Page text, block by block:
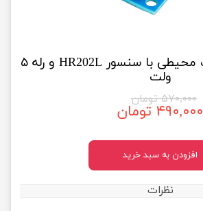
ماژول کنترلر رطوبت محیطی با سنسور HR202L و رله ۵
ولت
۵۷۰,۰۰۰ تومان
۴۹۰,۰۰۰ تومان
افزودن به سبد خرید
نظرات